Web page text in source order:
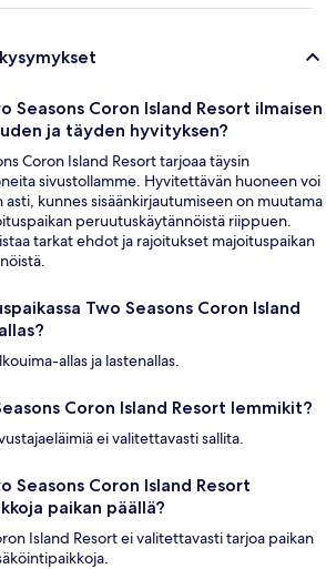
Seasons Coron Island Resort ilmaisen
ja täyden hyvityksen?
Coron Island Resort tarjoaa täysin
sivustollamme. Hyvitettävän huoneen voi
kunnes sisäänkirjautumiseen on muutama
peruutuskäytännöistä riippuen.
tarkat ehdot ja rajoitukset majoituspaikan
Two Seasons Coron Island
allas ja lastenallas.
Coron Island Resort lemmikit?
ei valitettavasti sallita.
Seasons Coron Island Resort
paikan päällä?
Island Resort ei valitettavasti tarjoa paikan